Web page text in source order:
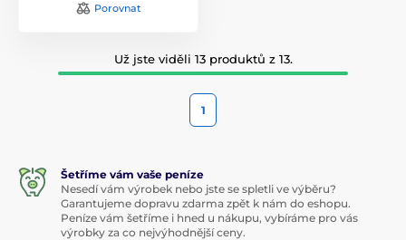
Porovnat
Už jste viděli 13 produktů z 13.
1
Šetříme vám vaše peníze
Nesedí vám výrobek nebo jste se spletli ve výběru?
Garantujeme dopravu zdarma zpět k nám do eshopu.
Peníze vám šetříme i hned u nákupu, vybíráme pro vás
výrobky za co nejvýhodnější ceny.